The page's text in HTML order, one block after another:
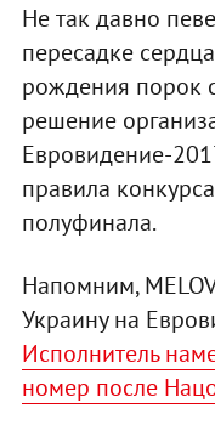
Не так давно
пересадке
рождения порок
решение
Евровидение-
правила
полуфинала.
Напомним,
Украину на
Исполнитель
номер после